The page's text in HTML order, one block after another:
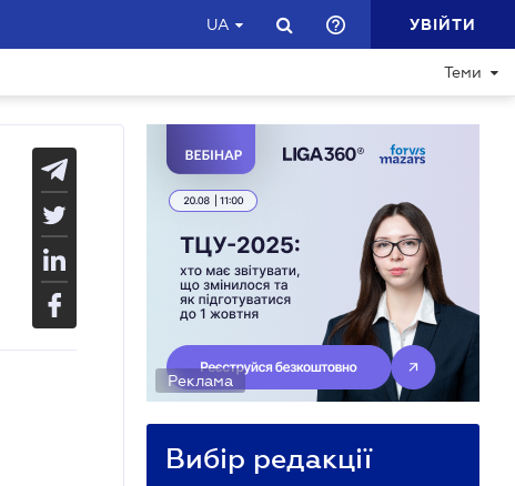
UA УВІЙТИ
Теми
Реклама
Вибір редакції